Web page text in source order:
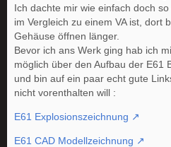
Ich dachte mir wie einfach doch
im Vergleich zu einem VA ist, dort
Gehäuse öffnen länger.
Bevor ich ans Werk ging hab ich
möglich über den Aufbau der E61
und bin auf ein paar echt gute
nicht vorenthalten will :
E61 Explosionszeichnung
E61 CAD Modellzeichnung